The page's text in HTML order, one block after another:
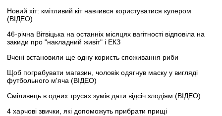
Новий хіт: кмітливий кіт навчився користуватися кулером
(ВІДЕО)
46-річна Вітвіцька на останніх місяцях вагітності відповіла на
закиди про "накладний живіт" і ЕКЗ
Вчені встановили ще одну користь споживання риби
Щоб пограбувати магазин, чоловік одягнув маску у вигляді
футбольного м'яча (ВІДЕО)
Сміливець в одних трусах зумів дати відсіч злодіям (ВІДЕО)
4 харчові звички, які допоможуть прибрати прищі